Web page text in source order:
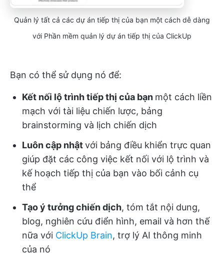
Quản lý tất cả các dự án tiếp thị của bạn một cách dễ dàng
với Phần mềm quản lý dự án tiếp thị của ClickUp
Bạn có thể sử dụng nó để:
Kết nối lộ trình tiếp thị của bạn một cách liền
mạch với tài liệu chiến lược, bảng
brainstorming và lịch chiến dịch
Luôn cập nhậtvới bảng điều khiển trực quan
giúp đặt các công việc kết nối với lộ trình và
kế hoạch tiếp thị của bạn vào bối cảnh cụ
thể
Tạo ý tưởng chiến dịch, tóm tắt nội dung,
blog, nghiên cứu điển hình, email và hơn thế
nữa với ClickUp Brain, trợ lý AI thông minh
của nó